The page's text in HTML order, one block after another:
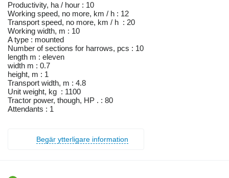
Productivity, ha / hour : 10
Working speed, no more, km / h : 12
Transport speed, no more, km / h : 20
Working width, m : 10
A type : mounted
Number of sections for harrows, pcs : 10
length m : eleven
width m : 0.7
height, m : 1
Transport width, m : 4.8
Unit weight, kg : 1100
Tractor power, though, HP . : 80
Attendants : 1
Begär ytterligare information